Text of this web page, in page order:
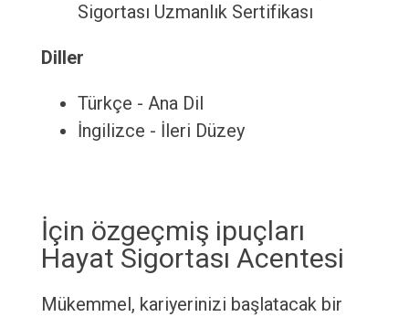
Sigortası Uzmanlık Sertifikası
Diller
Türkçe - Ana Dil
İngilizce - İleri Düzey
İçin özgeçmiş ipuçları
Hayat Sigortası Acentesi
Mükemmel, kariyerinizi başlatacak bir